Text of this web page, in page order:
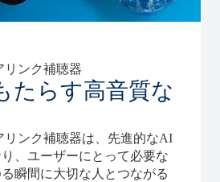
リンク補聴器
たらす高音質な
リンク補聴器は、先進的なAI
、ユーザーにとって必要な
瞬間に大切な人とつながる